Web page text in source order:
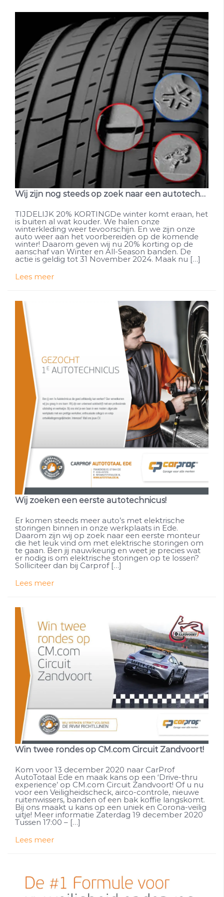
Wij zijn nog steeds op zoek naar een autotechnicus! En 20% korting op banden!
TIJDELIJK 20% KORTINGDe winter komt eraan, het
is buiten al wat kouder. We halen onze
winterkleding weer tevoorschijn. En we zijn onze
auto weer aan het voorbereiden op de komende
winter! Daarom geven wij nu 20% korting op de
aanschaf van Winter en All-Season banden. De
actie is geldig tot 31 November 2024. Maak nu […]
Lees meer
Wij zoeken een eerste autotechnicus!
Er komen steeds meer auto’s met elektrische
storingen binnen in onze werkplaats in Ede.
Daarom zijn wij op zoek naar een eerste monteur
die het leuk vind om met elektrische storingen om
te gaan. Ben jij nauwkeurig en weet je precies wat
er nodig is om elektrische storingen op te lossen?
Solliciteer dan bij Carprof […]
Lees meer
Win twee rondes op CM.com Circuit Zandvoort!
Kom voor 13 december 2020 naar CarProf
AutoTotaal Ede en maak kans op een ‘Drive-thru
experience’ op CM.com Circuit Zandvoort! Of u nu
voor een Veiligheidscheck, airco-controle, nieuwe
ruitenwissers, banden of een bak koffie langskomt.
Bij ons maakt u kans op een uniek en Corona-veilig
uitje! Meer informatie Zaterdag 19 december 2020
Tussen 17:00 – […]
Lees meer